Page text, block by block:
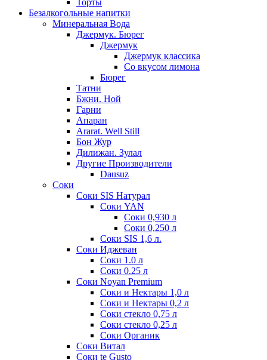
Торты
Безалкогольные напитки
Минеральная Вода
Джермук. Бюрег
Джермук
Джермук классика
Со вкусом лимона
Бюрег
Татни
Бжни. Ной
Гарни
Апаран
Ararat. Well Still
Бон Жур
Дилижан. Зулал
Другие Производители
Dausuz
Соки
Соки SIS Натурал
Соки YAN
Соки 0,930 л
Соки 0,250 л
Соки SIS 1,6 л.
Соки Иджеван
Соки 1.0 л
Соки 0.25 л
Соки Noyan Premium
Соки и Нектары 1,0 л
Соки и Нектары 0,2 л
Соки стекло 0,75 л
Соки стекло 0,25 л
Соки Органик
Соки Витал
Соки te Gusto